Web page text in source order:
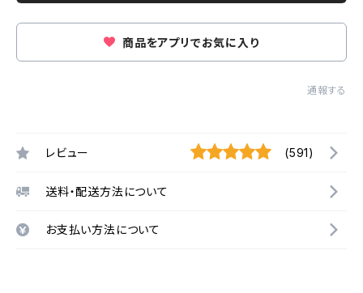
商品をアプリでお気に入り
通報する
レビュー (591)
送料・配送方法について
お支払い方法について